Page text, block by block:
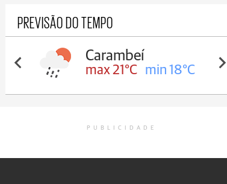
PREVISÃO DO TEMPO
Carambeí
max 21°C min 18°C
PUBLICIDADE